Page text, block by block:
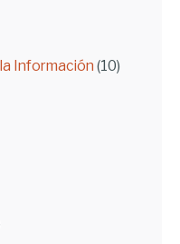
Información (10)